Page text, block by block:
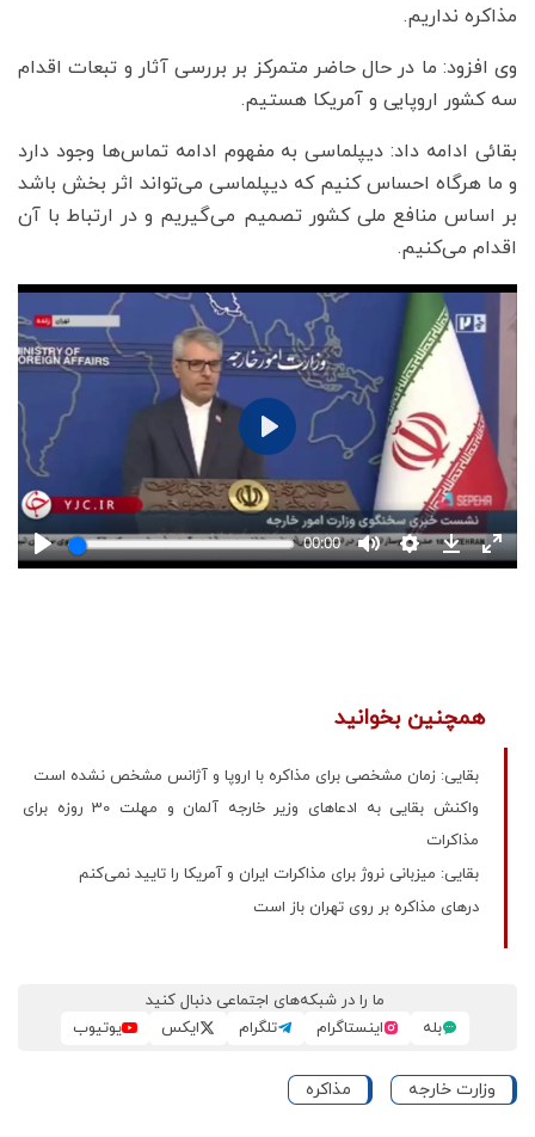
مذاکره نداریم.
وی افزود: ما در حال حاضر متمرکز بر بررسی آثار و تبعات اقدام
سه کشور اروپایی و آمریکا هستیم.
بقائی ادامه داد: دیپلماسی به مفهوم ادامه تماس‌ها وجود دارد
و ما هرگاه احساس کنیم که دیپلماسی می‌تواند اثر بخش باشد
بر اساس منافع ملی کشور تصمیم می‌گیریم و در ارتباط با آن
اقدام می‌کنیم.
همچنین بخوانید
بقایی: زمان مشخصی برای مذاکره با اروپا و آژانس مشخص نشده است
واکنش بقایی به ادعاهای وزیر خارجه آلمان و مهلت 30 روزه برای
مذاکرات
بقایی: میزبانی نروژ برای مذاکرات ایران و آمریکا را تایید نمی‌کنم
درهای مذاکره بر روی تهران باز است
ما را در شبکه‌های اجتماعی دنبال کنید
بله
اینستاگرام تلگرام ایکس یوتیوب
وزارت خارجه مذاکره